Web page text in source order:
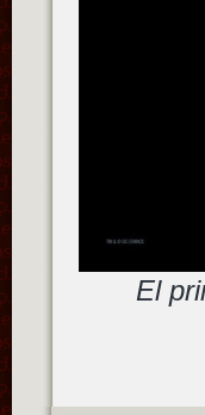
El